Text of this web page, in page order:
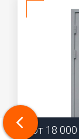
от 18 000